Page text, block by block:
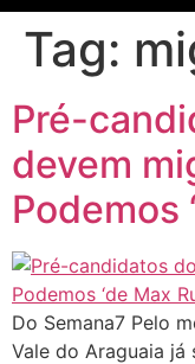
Tag:
Pré-
devem
Podemos
Do Semana7 Pelo
Vale do Araguaia já